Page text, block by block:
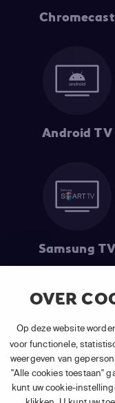
OVER
Op deze website
voor functionele,
weergeven van
"Alle cookies toestaan"
kunt uw cookie-
Chromecast
Android TV
Samsung TV
(1) De eerste 30
van
(2)
(3) Restart & Replayis